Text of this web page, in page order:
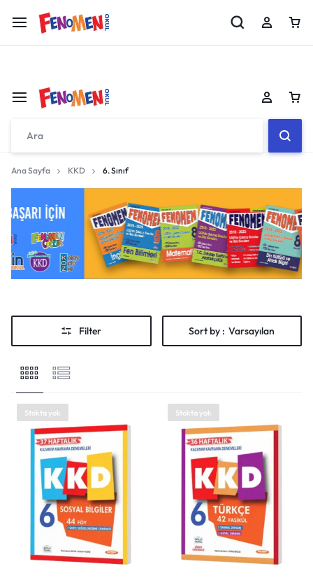
Fenomen 8 MEB Örnek Sorular Kitabı Çıktı!! İncele
Sepetiniz boş
Don't miss out on great deals! Start shopping or
Sign in to view products added.
Shop What's New
Shop What's New
Ana Sayfa KKD 6. Sınıf
Filter Sort by : Varsayılan
Stokta yok Stokta yok